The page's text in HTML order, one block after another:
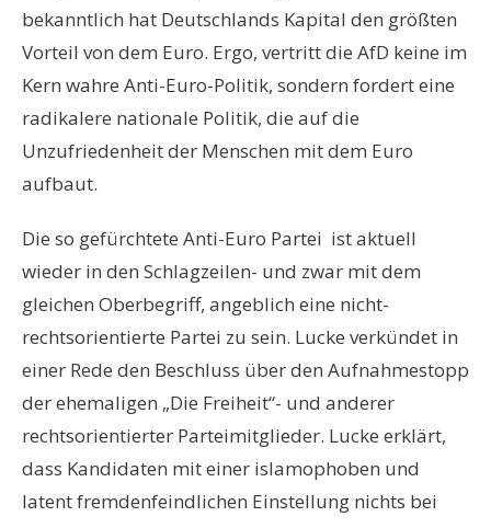
bekanntlich hat Deutschlands Kapital den größten
Vorteil von dem Euro. Ergo, vertritt die AfD keine im
Kern wahre Anti-Euro-Politik, sondern fordert eine
radikalere nationale Politik, die auf die
Unzufriedenheit der Menschen mit dem Euro
aufbaut.
Die so gefürchtete Anti-Euro Partei ist aktuell
wieder in den Schlagzeilen- und zwar mit dem
gleichen Oberbegriff, angeblich eine nicht-
rechtsorientierte Partei zu sein. Lucke verkündet in
einer Rede den Beschluss über den Aufnahmestopp
der ehemaligen „Die Freiheit“- und anderer
rechtsorientierter Parteimitglieder. Lucke erklärt,
dass Kandidaten mit einer islamophoben und
latent fremdenfeindlichen Einstellung nichts bei